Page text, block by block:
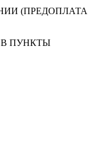
(ПРЕДОПЛАТА
В ПУНКТЫ